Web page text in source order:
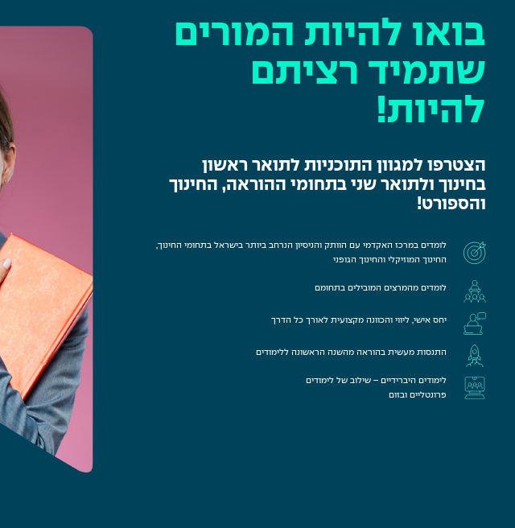
בואו להיות המורים
שתמיד רציתם
להיות!
הצטרפו למגוון התוכניות לתואר ראשון
בחינוך ולתואר שני בתחומי ההוראה, החינוך
והספורט!
לומדים במרכז האקדמי עם הוותק והניסיון הנרחב ביותר בישראל בתחומי החינוך,
החינוך המוזיקלי והחינוך הגופני
לומדים מהמרצים המובילים בתחומם
יחס אישי, ליווי והכוונה מקצועית לאורך כל הדרך
התנסות מעשית בהוראה מהשנה הראשונה ללימודים
לימודים היברידיים – שילוב של לימודים
פרונטליים ובזום